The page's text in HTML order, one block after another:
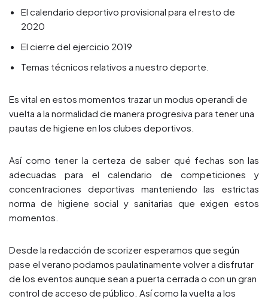
El calendario deportivo provisional para el resto de
2020
El cierre del ejercicio 2019
Temas técnicos relativos a nuestro deporte.
Es vital en estos momentos trazar un modus operandi de
vuelta a la normalidad de manera progresiva para tener una
pautas de higiene en los clubes deportivos.
Así como tener la certeza de saber qué fechas son las
adecuadas para el calendario de competiciones y
concentraciones deportivas manteniendo las estrictas
norma de higiene social y sanitarias que exigen estos
momentos.
Desde la redacción de scorizer esperamos que según
pase el verano podamos paulatinamente volver a disfrutar
de los eventos aunque sean a puerta cerrada o con un gran
control de acceso de público. Así como la vuelta a los